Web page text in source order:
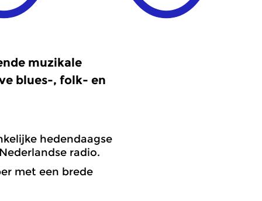
muzikale
blues-, folk- en
hedendaagse
radio.
met een brede